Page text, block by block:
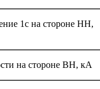
1с на стороне НН,
на стороне ВН, кА